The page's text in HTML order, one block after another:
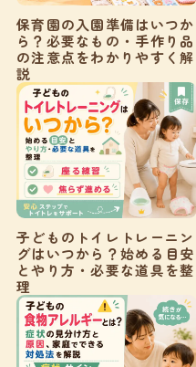
保育園の入園準備はいつか
ら？必要なもの・手作り品
の注意点をわかりやすく解
説
子どものトイレトレーニン
グはいつから？始める目安
とやり方・必要な道具を整
理